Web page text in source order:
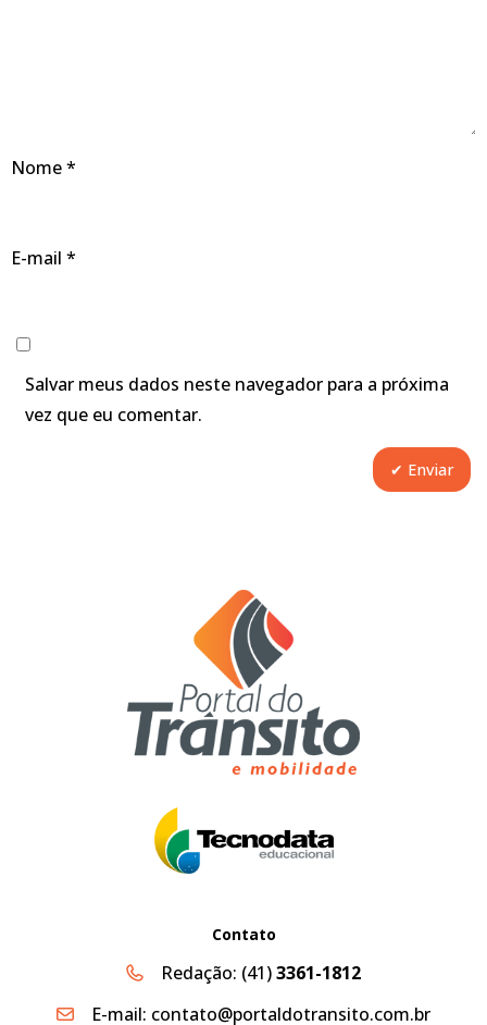
Nome*
E-mail *
Salvar meus dados neste navegador para a próxima
vez que eu comentar.
Contato
Redação: (41)3361-1812
E-mail: contato@portaldotransito.com.br